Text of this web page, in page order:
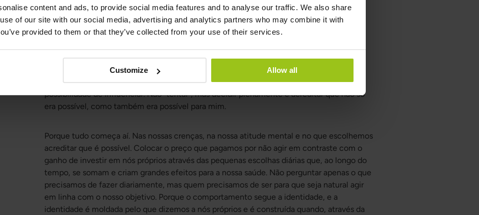
content and ads, to provide social media features and to analyse our traffic. We also share
of our site with our social media, advertising and analytics partners who may combine it with
provided to them or that they’ve collected from your use of their services.
Customize Allow all
deixa passar partículas para a corrente sanguínea, pode contribuir para inflamação,
carências nutricionais e desequilíbrios hormonais.
Foi, portanto, aí, onde os sintomas haviam começado anos antes, que também
mesma causa de base e, ao focar nessa raiz, criei as condições para me livrar dos
sintomas. Para mim, isso significou transformar culpa e autocomiseração em
responsabilidade e influenciar os 80 por cento que os estudos mostram que temos
possibilidade de influenciar. Não “tentar”, mas decidir plenamente e acreditar que não só
era possível, como também era possível para mim.
Porque tudo começa aí. Nas nossas crenças, na nossa atitude mental e no que escolhemos
acreditar que é possível. Colocar o preço que pagamos por não agir em contraste com o
ganho de investir em nós próprios através das pequenas escolhas diárias que, ao longo do
tempo, se somam e criam grandes efeitos para a nossa saúde. Não perguntar apenas o que
precisamos de fazer diariamente, mas quem precisamos de ser para que seja natural agir
em linha com o nosso objetivo. Porque o comportamento segue a identidade, e a
identidade é moldada pelo que dizemos a nós próprios e é construída quando, através da